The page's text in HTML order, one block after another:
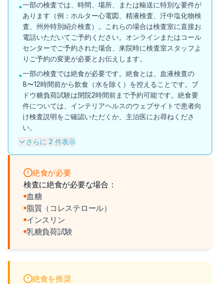
•一部の検査では、時間、場所、または輸送に特別な要件が
あります（例：ホルター心電図、精液検査、汗中塩化物検
査、州外特別紹介検査）。これらの場合は検査室に直接お
電話いただいてご予約ください。オンラインまたはコール
センターでご予約された場合、来院時に検査室スタッフよ
りご予約の変更が必要とお伝えします。
•一部の検査では絶食が必要です。絶食とは、血液検査の
8〜12時間前から飲食（水を除く）を控えることです。ブ
ドウ糖負荷試験は閉院2時間前まで予約可能です。絶食要
件については、インテリアヘルスのウェブサイトで患者向
け検査説明をご確認いただくか、主治医にお尋ねくださ
い。
さらに 2 件表示
絶食が必要
検査に絶食が必要な場合：
血糖
脂質（コレステロール）
インスリン
乳糖負荷試験
絶食を推奨